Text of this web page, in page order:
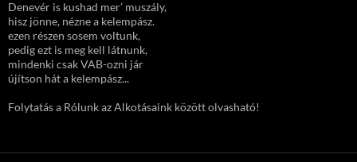
Denevér is kushad mer’ muszály,
hisz jönne, nézne a kelempász.
ezen részen sosem voltunk,
pedig ezt is meg kell látnunk,
mindenki csak VAB-ozni jár
újítson hát a kelempász...
Folytatás a Rólunk az Alkotásaink között olvasható!